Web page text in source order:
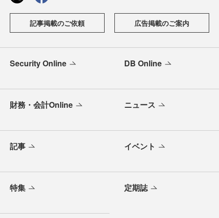
記事掲載のご依頼 広告掲載のご案内
Security Online DB Online
財務・会計Online ニュース
記事 イベント
特集 定期誌